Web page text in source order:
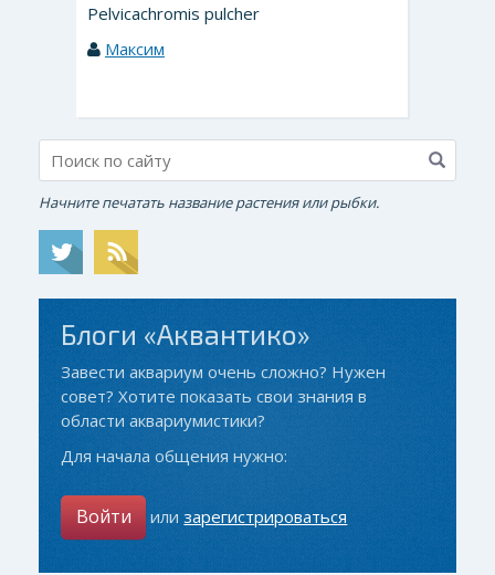
Pelvicachromis pulcher
Максим
Начните печатать название растения или рыбки.
Блоги «Аквантико»
Завести аквариум очень сложно? Нужен
совет? Хотите показать свои знания в
области аквариумистики?
Для начала общения нужно:
Войти илизарегистрироваться